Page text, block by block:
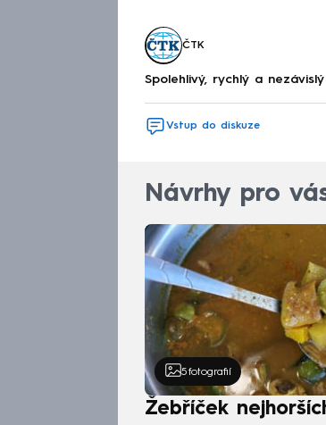
ČTK
Spolehlivý, rychlý a
Vstup do diskuze
Návrhy pro
5 fotografií
Žebříček